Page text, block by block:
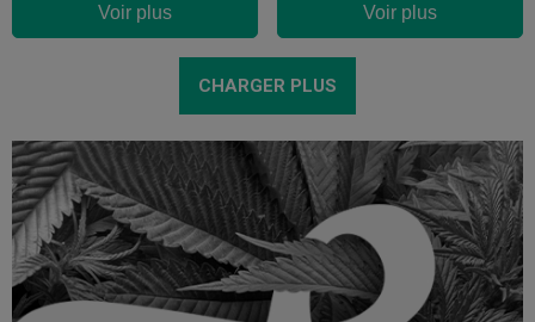
Voir plus Voir plus
CHARGER PLUS